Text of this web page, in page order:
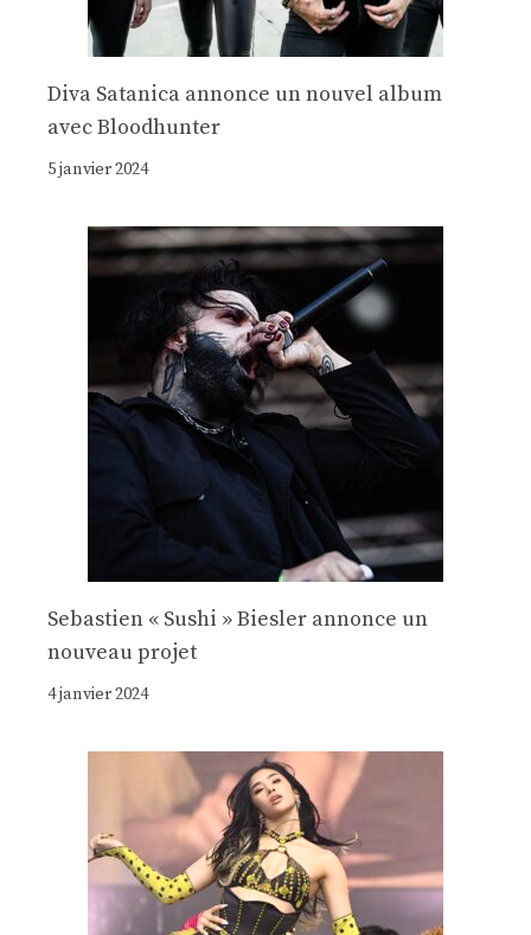
Diva Satanica annonce un nouvel album
avec Bloodhunter
5 janvier 2024
Sebastien « Sushi » Biesler annonce un
nouveau projet
4 janvier 2024